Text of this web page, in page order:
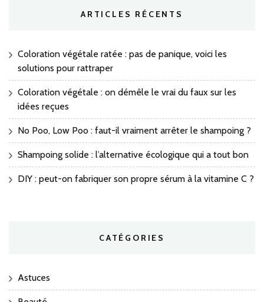
ARTICLES RÉCENTS
Coloration végétale ratée : pas de panique, voici les
solutions pour rattraper
Coloration végétale : on démêle le vrai du faux sur les
idées reçues
No Poo, Low Poo : faut-il vraiment arrêter le shampoing ?
Shampoing solide : l’alternative écologique qui a tout bon
DIY : peut-on fabriquer son propre sérum à la vitamine C ?
CATÉGORIES
Astuces